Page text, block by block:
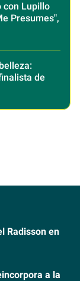
con Lupillo
Presumes",
de
Radisson en
a la